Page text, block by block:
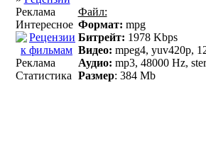
Реклама
Интересное
Реклама
Статистика
Файл:
Формат: mpg
Битрейт: 1978 Kbps
Видео: mpeg4, yuv420p,
Аудио: mp3, 48000 Hz,
Размер: 384 Mb